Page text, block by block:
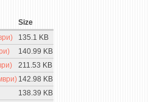
Size
135.1 KB
140.99 KB
211.53 KB
142.98 KB
138.39 KB